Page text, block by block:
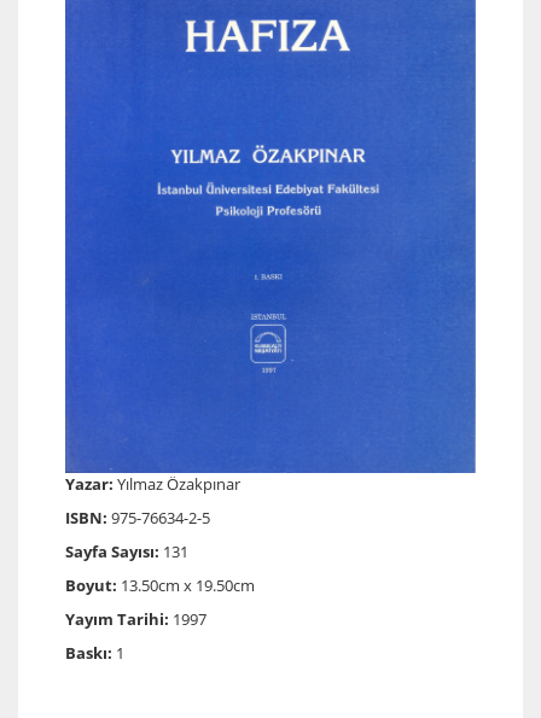
Yazar: Yılmaz Özakpınar
ISBN: 975-76634-2-5
Sayfa Sayısı: 131
Boyut: 13.50cm x 19.50cm
Yayım Tarihi: 1997
Baskı: 1